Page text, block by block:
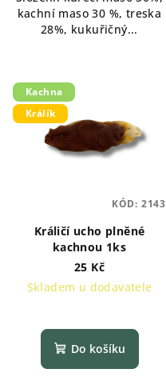
kachní maso 30 %, treska
28%, kukuřičný...
Kachna
Králík
Králičí ucho plněné
kachnou 1ks
25 Kč
Skladem u dodavatele
Do košíku
KÓD: 2143